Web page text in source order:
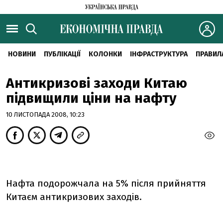
НОВИНИ ПУБЛІКАЦІЇ КОЛОНКИ ІНФРАСТРУКТУРА
Антикризові заходи Китаю
підвищили ціни на нафту
10 ЛИСТОПАДА 2008, 10:23
Нафта подорожчала на 5% після прийняття
Китаєм антикризових заходів.